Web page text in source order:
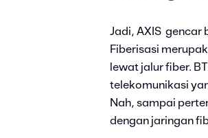
Jadi, AXIS gencar
Fiberisasi
lewat jalur fiber.
telekomunikasi
Nah, sampai
dengan jaringan